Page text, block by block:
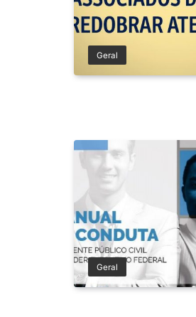
Geral
Geral